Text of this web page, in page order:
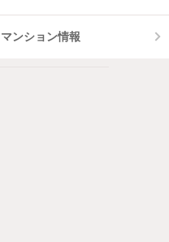
マンション情報